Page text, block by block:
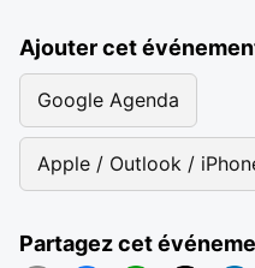
Ajouter cet
Google Agenda
Apple / Outlook /
Partagez cet